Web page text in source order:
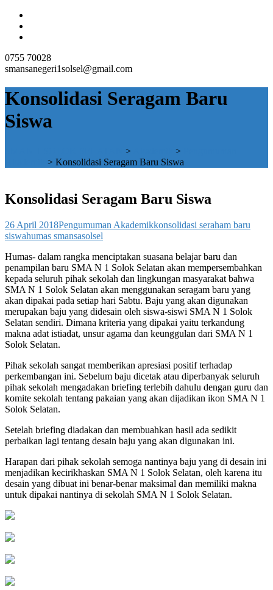
0755 70028
smansanegeri1solsel@gmail.com
Konsolidasi Seragam Baru
Siswa
> >
> Konsolidasi Seragam Baru Siswa
Konsolidasi Seragam Baru Siswa
26 April 2018Pengumuman Akademikkonsolidasi seraham baru
siswahumas smansasolsel
Humas- dalam rangka menciptakan suasana belajar baru dan
penampilan baru SMA N 1 Solok Selatan akan mempersembahkan
kepada seluruh pihak sekolah dan lingkungan masyarakat bahwa
SMA N 1 Solok Selatan akan menggunakan seragam baru yang
akan dipakai pada setiap hari Sabtu. Baju yang akan digunakan
merupakan baju yang didesain oleh siswa-siswi SMA N 1 Solok
Selatan sendiri. Dimana kriteria yang dipakai yaitu terkandung
makna adat istiadat, unsur agama dan keunggulan dari SMA N 1
Solok Selatan.
Pihak sekolah sangat memberikan apresiasi positif terhadap
perkembangan ini. Sebelum baju dicetak atau diperbanyak seluruh
pihak sekolah mengadakan briefing terlebih dahulu dengan guru dan
komite sekolah tentang pakaian yang akan dijadikan ikon SMA N 1
Solok Selatan.
Setelah briefing diadakan dan membuahkan hasil ada sedikit
perbaikan lagi tentang desain baju yang akan digunakan ini.
Harapan dari pihak sekolah semoga nantinya baju yang di desain ini
menjadikan kecirikhaskan SMA N 1 Solok Selatan, oleh karena itu
desain yang dibuat ini benar-benar maksimal dan memiliki makna
untuk dipakai nantinya di sekolah SMA N 1 Solok Selatan.